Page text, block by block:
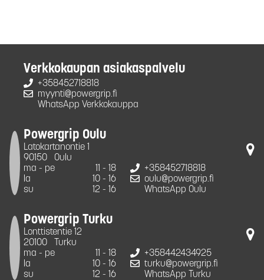
Verkkokaupan asiakaspalvelu
+358452718818
myynti@powergrip.fi
WhatsApp Verkkokauppa
Powergrip Oulu
Latokartanontie 1
90150
Oulu
ma - pe
11 - 18
la
10 - 16
su
12 - 16
+358452718818
oulu@powergrip.fi
WhatsApp Oulu
Powergrip Turku
Lonttistentie 12
20100
Turku
ma - pe
11 - 18
la
10 - 16
su
12 - 16
+358442434925
turku@powergrip.fi
WhatsApp Turku